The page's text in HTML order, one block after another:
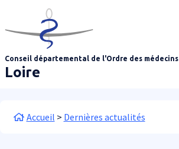
Aller au contenu principal
Conseil départemental de l'Ordre des médecins
Loire
Fil d'Ariane
Accueil Dernières actualités
Panneau de gestion des cookies